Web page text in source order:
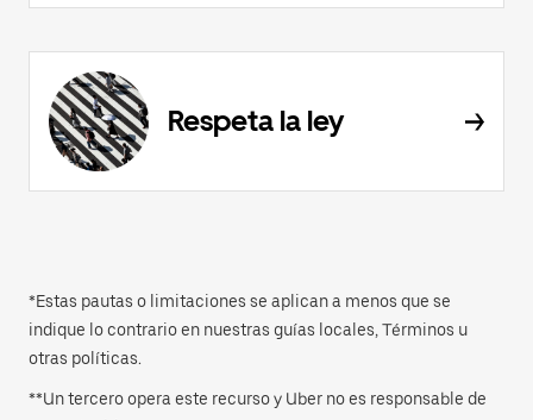
Respeta la ley
*Estas pautas o limitaciones se aplican a menos que se
indique lo contrario en nuestras guías locales, Términos u
otras políticas.
**Un tercero opera este recurso y Uber no es responsable de